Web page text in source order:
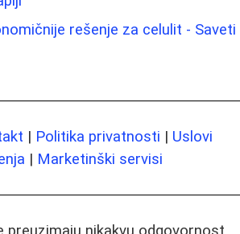
rešenje za celulit - Saveti
| Politika privatnosti | Uslovi
| Marketinški servisi